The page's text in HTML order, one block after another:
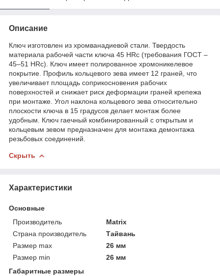
Описание
Ключ изготовлен из хромванадиевой стали. Твердость
материала рабочей части ключа 45 HRc (требования ГОСТ –
45–51 HRc). Ключ имеет полированное хромоникелевое
покрытие. Профиль кольцевого зева имеет 12 граней, что
увеличивает площадь соприкосновения рабочих
поверхностей и снижает риск деформации граней крепежа
при монтаже. Угол наклона кольцевого зева относительно
плоскости ключа в 15 градусов делает монтаж более
удобным. Ключ гаечный комбинированный с открытым и
кольцевым зевом предназначен для монтажа демонтажа
резьбовых соединений.
Скрыть
Характеристики
Основные
Производитель
Matrix
Страна производитель
Тайвань
Размер max
26 мм
Размер min
26 мм
Габаритные размеры